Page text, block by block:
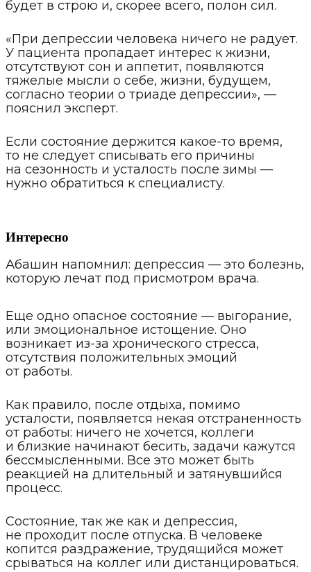
будет в строю и, скорее всего, полон сил.
«При депрессии человека ничего не радует.
У пациента пропадает интерес к жизни,
отсутствуют сон и аппетит, появляются
тяжелые мысли о себе, жизни, будущем,
согласно теории о триаде депрессии», —
пояснил эксперт.
Если состояние держится какое-то время,
то не следует списывать его причины
на сезонность и усталость после зимы —
нужно обратиться к специалисту.
Интересно
Абашин напомнил: депрессия — это болезнь,
которую лечат под присмотром врача.
Еще одно опасное состояние — выгорание,
или эмоциональное истощение. Оно
возникает из-за хронического стресса,
отсутствия положительных эмоций
от работы.
Как правило, после отдыха, помимо
усталости, появляется некая отстраненность
от работы: ничего не хочется, коллеги
и близкие начинают бесить, задачи кажутся
бессмысленными. Все это может быть
реакцией на длительный и затянувшийся
процесс.
Состояние, так же как и депрессия,
не проходит после отпуска. В человеке
копится раздражение, трудящийся может
срываться на коллег или дистанцироваться.